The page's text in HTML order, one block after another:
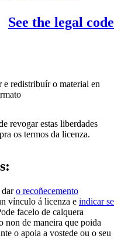
See the legal code
redistribuír o material en
revogar estas liberdades
os termos da licenza.
o recoñecemento
vínculo á licenza e indicar se
facelo de calquera
non de maneira que poida
o apoia a vostede ou o seu